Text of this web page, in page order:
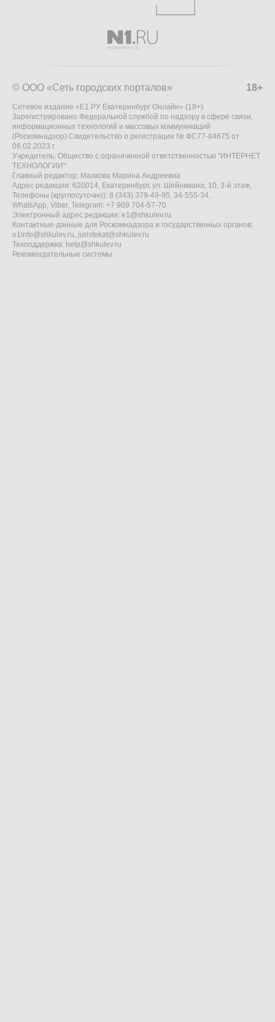
18+
© ООО «Сеть городских порталов»
Сетевое издание «Е1.РУ Екатеринбург Онлайн» (18+)
Зарегистрировано Федеральной службой по надзору в сфере связи,
информационных технологий и массовых коммуникаций
(Роскомнадзор) Свидетельство о регистрации № ФС77-84675 от
06.02.2023 г.
Учредитель: Общество с ограниченной ответственностью "ИНТЕРНЕТ
ТЕХНОЛОГИИ"
Главный редактор: Малкова Марина Андреевна
Адрес редакции: 620014, Екатеринбург, ул. Шейнкмана, 10, 3-й этаж,
Телефоны (круглосуточно): 8 (343) 379-49-95, 34-555-34,
WhatsApp, Viber, Telegram: +7 909 704-57-70
Электронный адрес редакции: e1@shkulev.ru
Контактные данные для Роскомнадзора и государственных органов:
e1info@shkulev.ru, juristekat@shkulev.ru
Техподдержка: help@shkulev.ru
Рекомендательные системы